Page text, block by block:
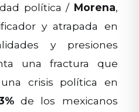
política / Morena,
y atrapada en
y presiones
una fractura que
crisis política en
de los mexicanos